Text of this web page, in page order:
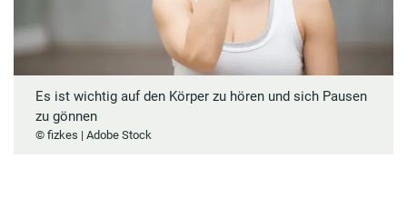
Es ist wichtig auf den Körper zu hören und sich Pausen
zu gönnen
© fizkes | Adobe Stock